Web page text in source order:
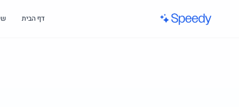
דף הבית